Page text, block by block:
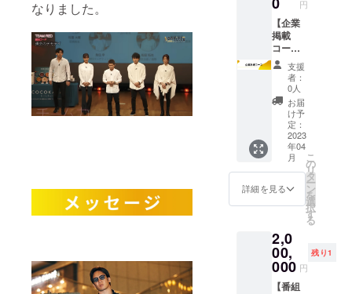
なりました。
控え下
さい。
い。記
入がな
い場合
は
CAMPF
IREにて
使用さ
れてい
るハン
ドル
ネーム
を使用
させて
頂きま
すので
た、特
定の人
物を比
喩する
お名前
（大）
コース
1話~12
話のう
ち、ど
こか1話
であな
たのお
名前ク
レジッ
トが記
載され
ます。
支援時
に必ず
名前を
ご記入
くださ
い。記
入がな
カー
CAMPF
IRE支援
者だけ
の動画
コンテ
ンツ
（撮影
の舞台
裏動画
など）
DEMO
DAY現
地見学
権 ヒカ
ルさん&
未来さ
合写真
が撮れ
る権(10
人単
位）
木＆出
演メン
バーの
支援者
限定コ
ラム全5
回をお
届け
CAMPF
IRE限定
Nontitle
タンブ
ラー
CAMPF
IRE限定
Nontitle
番組ス
シャツ
CAMPF
IRE限定
Nontitle
ステッ
円
【企業
掲載
コー
ス】 お
礼の
メッ
セージ
CAMPF
IRE活動
報告に
てプロ
デュー
サー兼
チーフ
メン
ター青
演メン
バーの
支援者
限定コ
ラム全5
支援
者：
0人
お届
け予
定：
2023
年04
月
詳細を見る
こ
の
リ
タ
ー
ン
を
選
択
す
る
2,0
00,
000 円
残り1
【番組